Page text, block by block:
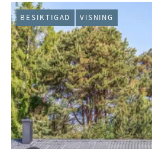
BESIKTIGAD VISNING